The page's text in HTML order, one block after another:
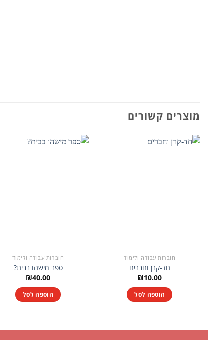
מוצרים קשורים
חוברות עבודה ולימוד
חד-קרן וחברים
₪10.00
הוספה לסל
חוברות עבודה ולימוד
ספר מישהו בבית?
₪40.00
הוספה לסל